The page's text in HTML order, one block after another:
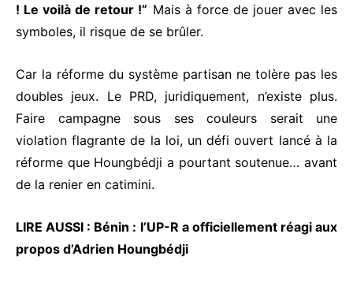
! Le voilà de retour !” Mais à force de jouer avec les
symboles, il risque de se brûler.
Car la réforme du système partisan ne tolère pas les
doubles jeux. Le PRD, juridiquement, n’existe plus.
Faire campagne sous ses couleurs serait une
violation flagrante de la loi, un défi ouvert lancé à la
réforme que Houngbédji a pourtant soutenue… avant
de la renier en catimini.
LIRE AUSSI : Bénin : l’UP-R a officiellement réagi aux
propos d’Adrien Houngbédji